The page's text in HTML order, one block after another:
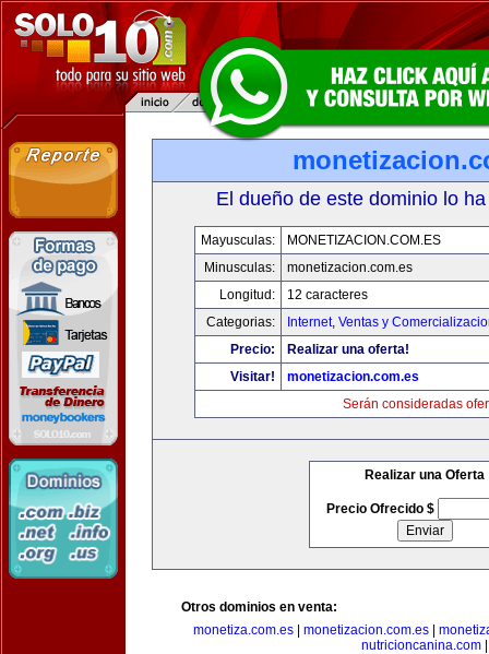
El dueño de este dominio lo
Mayusculas:
MONETIZACION.COM.ES
Minusculas:
monetizacion.com.es
Longitud:
12 caracteres
Categorias:
Internet, Ventas y
Precio:
Realizar una oferta!
Visitar!
monetizacion.com.es
Serán consideradas
Realizar una Oferta
Precio Ofrecido $
Otros dominios en venta:
monetiza.com.es| monetizacion.com.es|
nutricioncanina.com